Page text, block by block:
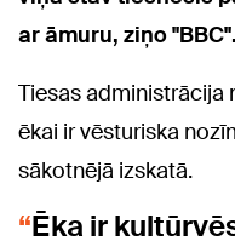
ar āmuru, ziņo "BBC".
Tiesas administrācija
ēkai ir vēsturiska
sākotnējā izskatā.
Ēka ir